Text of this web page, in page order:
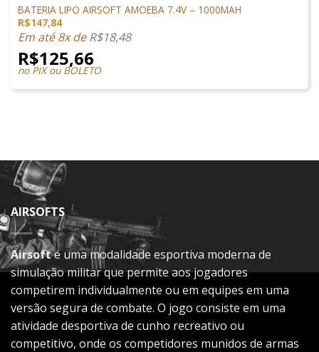
BATERIA LIPO AIRSOFT AMOEBA 7.4V – 1000MAH
R$147,84
Em até 8x deR$18,48
R$125,66
no PIX ou BOLETO
AIRSOFTS
Airsofté uma modalidade esportiva moderna de
simulação militar que permite aos jogadores
competirem individualmente ou em equipes em uma
versão segura de combate. O jogo consiste em uma
atividade desportiva de cunho recreativo ou
competitivo, onde os competidores munidos de armas